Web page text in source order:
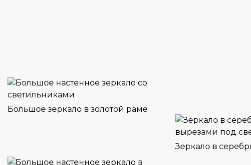
Большое зеркало в золотой раме
Зеркало в